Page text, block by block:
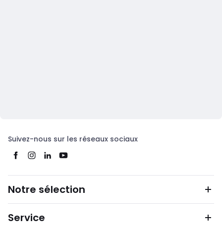
Suivez-nous sur les réseaux sociaux
Notre sélection
Service